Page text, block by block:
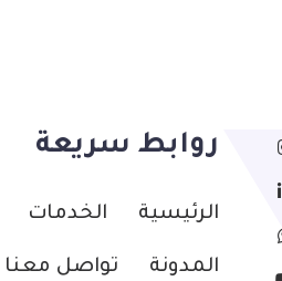
روابط سريعة
الرئيسية الخدمات
المدونة تواصل معنا